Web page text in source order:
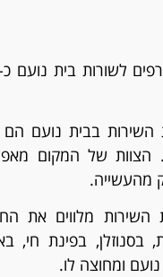
השירות בבית נועם
של המקום
מהעשייה.
השירות מלווים את
בסנוזלן, בפינת חי,
ומחוצה לו.